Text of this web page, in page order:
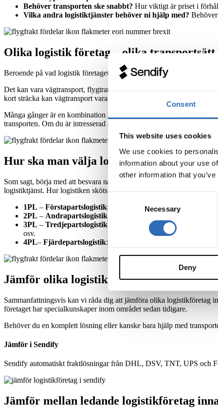
Consent
This website uses cookies
We use cookies to
information about your use
other information that
Selection
Necessary
Deny
Behöver transporten ske snabbt? Hur viktigt är priset i
Vilka andra logistiktjänster behöver ni hjälp med?
Olika logistik företag – olika transportsätt
Beroende på vad logistik företaget inriktat sig mot så erbjuder de
Det kan vara vägtransport, flygtransport, sjötransport eller
kort sträcka kan vägtransport vara rätt beslut.
Många gånger är en kombination av olika transportsätt det bästa.
transporten. Om du är intresserad av en kombination av transporter
Hur ska man välja logistikföretag?
Som sagt, börja med att besvara några frågor kring just era behov.
logistiktjänst. Hur logistiken sköts hos ett företag delas ofta in i olika
1PL – Förstapartslogistik: är vanligt bland mindre företag.
2PL – Andrapartslogistik : ett logistikföretag sköter enbart
3PL – Tredjepartslogistik : syftar till att man får hjälp med
osv.
4PL– Fjärdepartslogistik: liknar 3PL men jobbar mer
Jämför olika logistikföretag
Sammanfattningsvis kan vi råda dig att jämföra olika logistikföretag
företaget har specialkunskaper inom området sedan tidigare.
Behöver du en komplett lösning eller kanske bara hjälp med
Jämför i Sendify
Sendify automatiskt fraktlösningar från DHL, DSV, TNT, UPS och
Jämför mellan ledande logistikföretag